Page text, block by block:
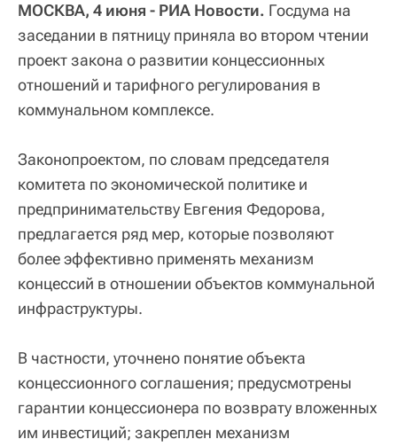
МОСКВА, 4 июня - РИА Новости. Госдума на
заседании в пятницу приняла во втором чтении
проект закона о развитии концессионных
отношений и тарифного регулирования в
коммунальном комплексе.
Законопроектом, по словам председателя
комитета по экономической политике и
предпринимательству Евгения Федорова,
предлагается ряд мер, которые позволяют
более эффективно применять механизм
концессий в отношении объектов коммунальной
инфраструктуры.
В частности, уточнено понятие объекта
концессионного соглашения; предусмотрены
гарантии концессионера по возврату вложенных
им инвестиций; закреплен механизм